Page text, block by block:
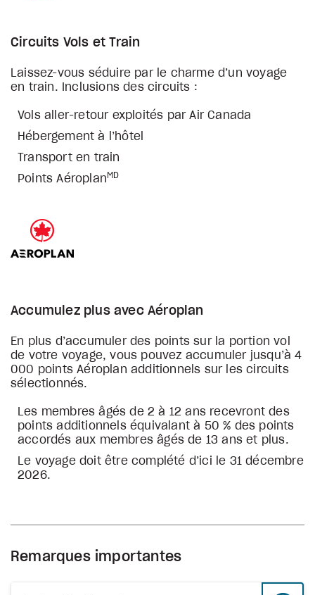
Circuits Vols et Train
Laissez-vous séduire par le charme d’un voyage
en train. Inclusions des circuits :
Vols aller-retour exploités par Air Canada
Hébergement à l’hôtel
Transport en train
Points Aéroplan MD
Accumulez plus avec Aéroplan
En plus d’accumuler des points sur la portion vol
de votre voyage, vous pouvez accumuler jusqu’à 4
000 points Aéroplan additionnels sur les circuits
sélectionnés.
Les membres âgés de 2 à 12 ans recevront des
points additionnels équivalant à 50 % des points
accordés aux membres âgés de 13 ans et plus.
Le voyage doit être complété d’ici le 31 décembre
2026.
Remarques importantes